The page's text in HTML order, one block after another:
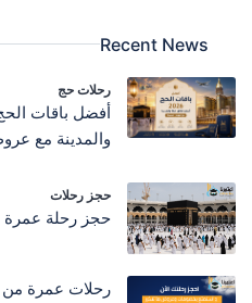
Recent News
رحلات حج
والمدينة مع
حجز رحلات
حجز رحلة عمرة
رحلات عمرة من